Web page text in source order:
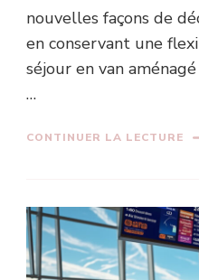
nouvelles façons de
en conservant une
séjour en van
…
CONTINUER LA LECTURE